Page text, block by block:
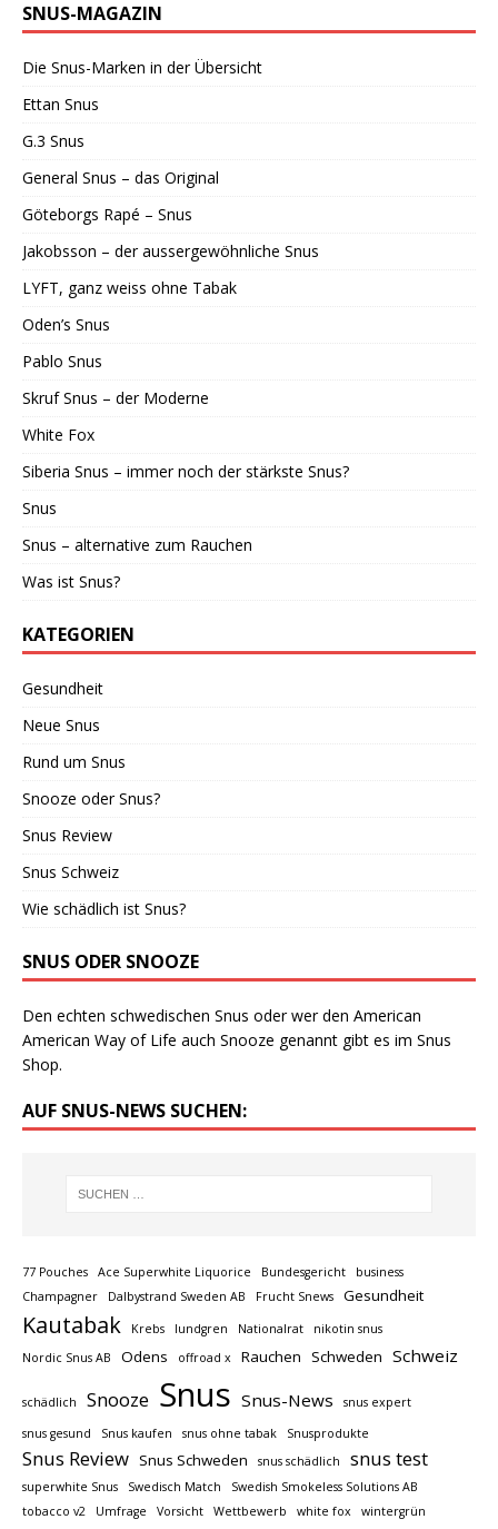
SNUS-MAGAZIN
Die Snus-Marken in der Übersicht
Ettan Snus
G.3 Snus
General Snus – das Original
Göteborgs Rapé – Snus
Jakobsson – der aussergewöhnliche Snus
LYFT, ganz weiss ohne Tabak
Oden’s Snus
Pablo Snus
Skruf Snus – der Moderne
White Fox
Siberia Snus – immer noch der stärkste Snus?
Snus
Snus – alternative zum Rauchen
Was ist Snus?
KATEGORIEN
Gesundheit
Neue Snus
Rund um Snus
Snooze oder Snus?
Snus Review
Snus Schweiz
Wie schädlich ist Snus?
SNUS ODER SNOOZE
Den echten schwedischen Snus oder wer den American
American Way of Life auch Snooze genannt gibt es im Snus
Shop.
AUF SNUS-NEWS SUCHEN:
77 Pouches Ace Superwhite Liquorice Bundesgericht
business
Champagner
Dalbystrand Sweden AB Frucht Snews Gesundheit
Kautabak Krebs lundgren Nationalrat
nikotin snus
Nordic Snus AB
Odens offroad x Rauchen Schweden Schweiz
schädlich Snooze Snus Snus-News
snus expert
snus gesund
Snus kaufen snus ohne tabak Snusprodukte
Snus Review Snus Schweden snus schädlich snus test
superwhite Snus Swedisch Match
Swedish Smokeless Solutions AB
tobacco v2
Umfrage Vorsicht Wettbewerb white fox wintergrün